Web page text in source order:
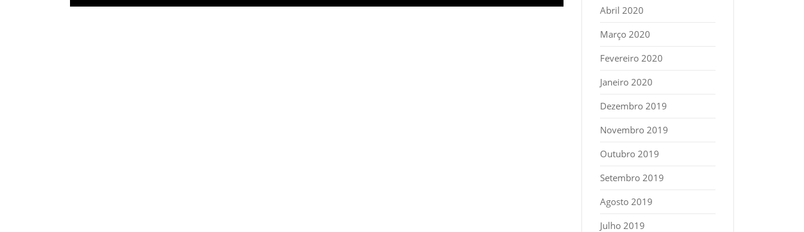
Abril 2020
Março 2020
Fevereiro 2020
Janeiro 2020
Dezembro 2019
Novembro 2019
Outubro 2019
Setembro 2019
Agosto 2019
Julho 2019